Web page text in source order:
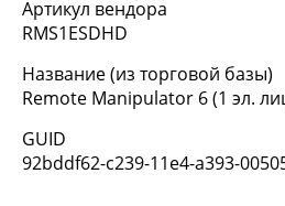
Артикул вендора
RMS1ESDHD
Название (из торговой базы)
Remote Manipulator 6 (1 эл.
GUID
92bddf62-c239-11e4-a393-